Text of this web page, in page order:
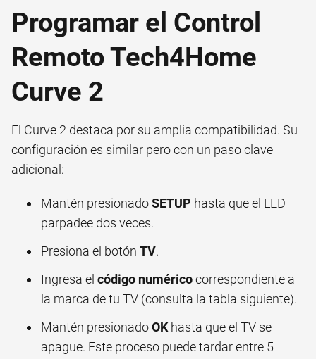
Programar el Control
Remoto Tech4Home
Curve 2
El Curve 2 destaca por su amplia compatibilidad. Su
configuración es similar pero con un paso clave
adicional:
Mantén presionadoSETUP hasta que el LED
parpadee dos veces.
Presiona el botón TV.
Ingresa el código numéricocorrespondiente a
la marca de tu TV (consulta la tabla siguiente).
Mantén presionadoOKhasta que el TV se
apague. Este proceso puede tardar entre 5